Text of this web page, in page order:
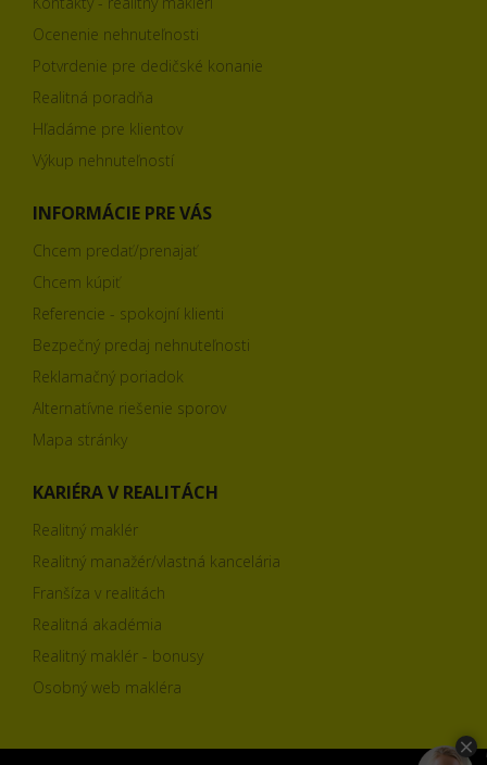
Ocenenie nehnuteľnosti
Potvrdenie pre dedičské konanie
Realitná poradňa
Hľadáme pre klientov
Výkup nehnuteľností
INFORMÁCIE PRE VÁS
Chcem predať/prenajať
Chcem kúpiť
Referencie - spokojní klienti
Bezpečný predaj nehnuteľnosti
Reklamačný poriadok
Alternatívne riešenie sporov
Mapa stránky
KARIÉRA V REALITÁCH
Realitný maklér
Realitný manažér/vlastná kancelária
Franšíza v realitách
Realitná akadémia
Realitný maklér - bonusy
Osobný web makléra